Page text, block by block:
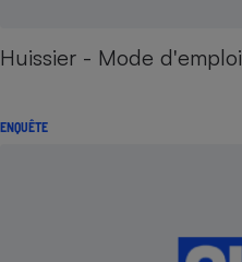
Huissier - Mode d'emploi
ENQUÊTE